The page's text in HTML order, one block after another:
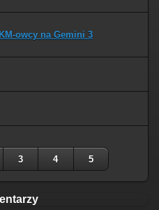
owcy na Gemini 3
3 4 5